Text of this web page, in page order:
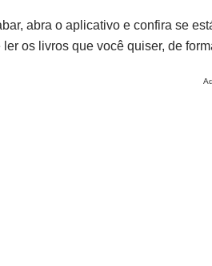
abra o aplicativo e confira se
os livros que você quiser, de
Ad